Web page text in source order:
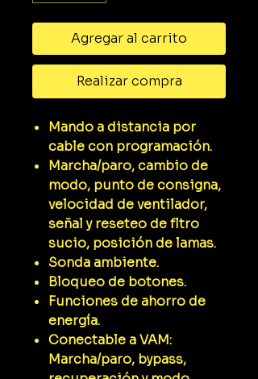
Agregar al carrito
Realizar compra
Mando a distancia por
cable con programación.
Marcha/paro, cambio de
modo, punto de consigna,
velocidad de ventilador,
señal y reseteo de fltro
sucio, posición de lamas.
Sonda ambiente.
Bloqueo de botones.
Funciones de ahorro de
energía.
Conectable a VAM:
Marcha/paro, bypass,